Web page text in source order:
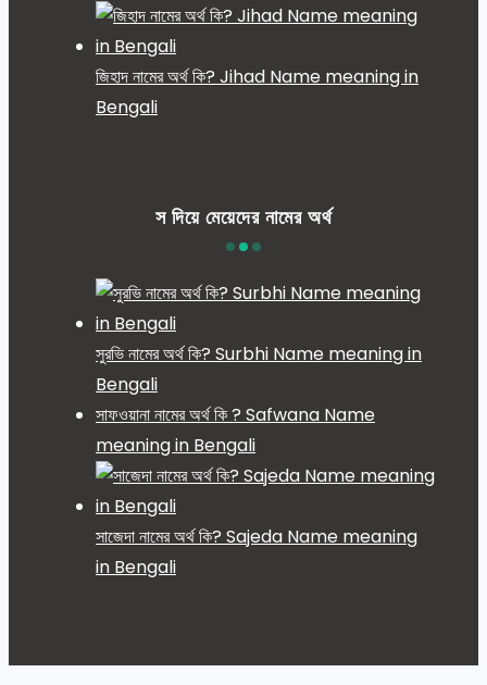
জিহাদ নামের অর্থ কি? Jihad Name meaning in
Bengali
স দিয়ে মেয়েদের নামের অর্থ
সুরভি নামের অর্থ কি? Surbhi Name meaning in
Bengali
সাফওয়ানা নামের অর্থ কি ? Safwana Name
meaning in Bengali
সাজেদা নামের অর্থ কি? Sajeda Name meaning
in Bengali